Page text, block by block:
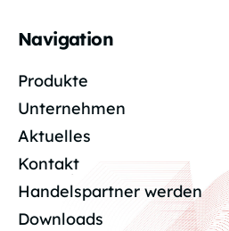
Navigation
Produkte
Unternehmen
Aktuelles
Kontakt
Handelspartner werden
Downloads